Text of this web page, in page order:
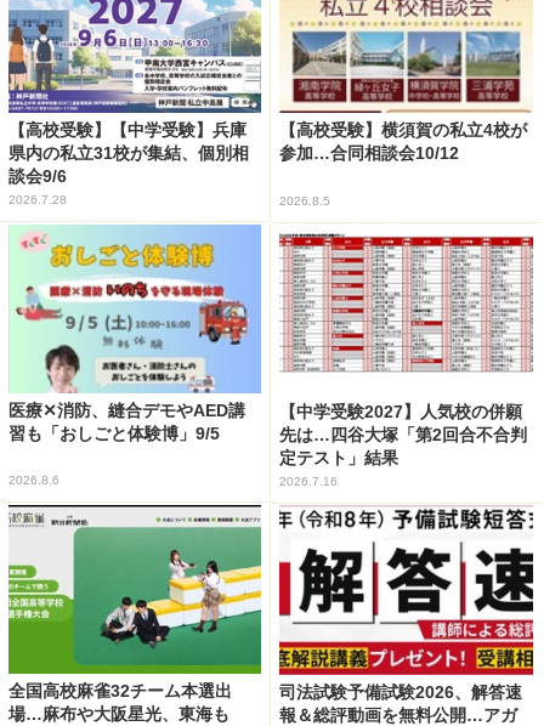
【高校受験】【中学受験】兵庫
県内の私立31校が集結、個別相
談会9/6
2026.7.28
【高校受験】横須賀の私立4校が
参加…合同相談会10/12
2026.8.5
医療✕消防、縫合デモやAED講
習も「おしごと体験博」9/5
2026.8.6
【中学受験2027】人気校の併願
先は…四谷大塚「第2回合不合判
定テスト」結果
2026.7.16
全国高校麻雀32チーム本選出
場…麻布や大阪星光、東海も
司法試験予備試験2026、解答速
報＆総評動画を無料公開…アガ